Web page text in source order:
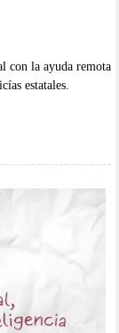
con la ayuda remota
estatales.